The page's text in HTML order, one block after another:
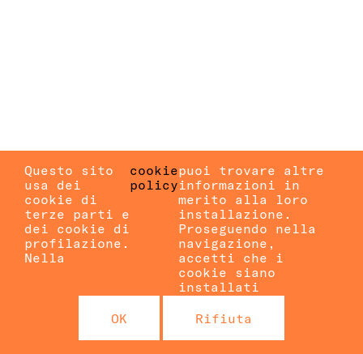
Questo sito
usa dei
cookie di
terze parti e
dei cookie di
profilazione.
Nella
cookie
policy
puoi trovare altre
informazioni in
merito alla loro
installazione.
Proseguendo nella
navigazione,
accetti che i
cookie siano
installati
OK Rifiuta